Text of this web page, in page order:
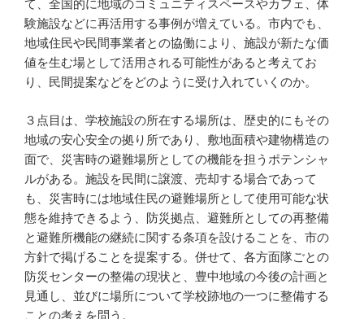
て、全国的に地域のコミュニティスペースやカフェ、体
験施設などに再活用する事例が増えている。市内でも、
地域住民や民間事業者との協働により、施設が新たな価
値を生む場として活用される可能性があると考えてお
り、民間提案などをどのように受け入れていくのか。
３点目は、学校施設の所在する場所は、歴史的にもその
地域の安心安全の拠り所であり、敷地面積や建物構造の
面で、災害時の避難場所としての機能を担うポテンシャ
ルがある。施設を民間に譲渡、売却する場合であって
も、災害時には地域住民の避難場所として使用可能な状
態を維持できるよう、防災拠点、避難所としての再整備
と避難所機能の継続に関する条項を設けることを、市の
方針で掲げることを提案する。併せて、各方面隊ごとの
防災センターの整備の現状と、豊中地域の今後の計画と
見通し、並びに場所について学校跡地の一つに整備する
ことの考えを問う。